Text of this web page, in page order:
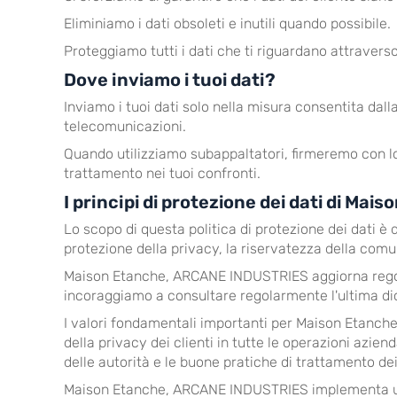
Eliminiamo i dati obsoleti e inutili quando possibile.
Proteggiamo tutti i dati che ti riguardano
Dove inviamo i tuoi dati?
Inviamo i tuoi dati solo nella misura consentita
telecomunicazioni.
Quando utilizziamo subappaltatori, firmeremo con
trattamento nei tuoi confronti.
I principi di protezione dei dati di
Lo scopo di questa politica di protezione dei dati è
protezione della privacy, la riservatezza della
Maison Etanche, ARCANE INDUSTRIES aggiorna
incoraggiamo a consultare regolarmente l'ultima
I valori fondamentali importanti per Maison
della privacy dei clienti in tutte le operazioni
delle autorità e le buone pratiche di trattamento
Maison Etanche, ARCANE INDUSTRIES